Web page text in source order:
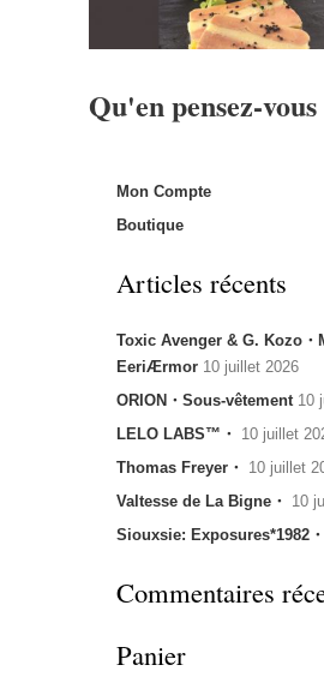
Qu'en pensez-vous
Mon Compte
Boutique
Articles récents
Toxic Avenger & G. Kozo・
EeriÆrmor 10 juillet 2026
ORION・Sous-vêtement 10
LELO LABS™・ 10 juillet
Thomas Freyer・ 10 juillet
Valtesse de La Bigne・ 10
Siouxsie: Exposures*1982・
Commentaires
Panier